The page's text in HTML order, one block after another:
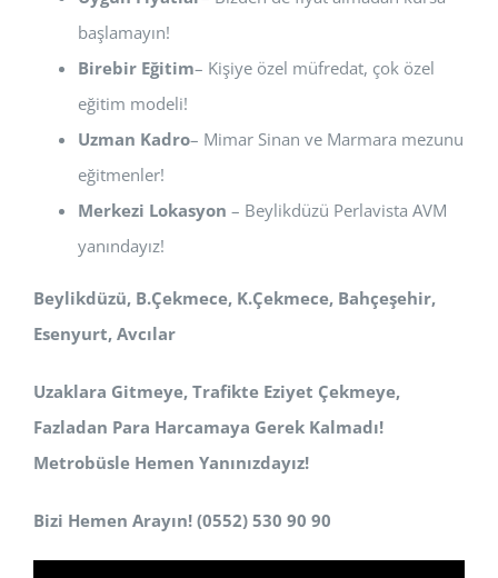
başlamayın!
Birebir Eğitim– Kişiye özel müfredat, çok özel
eğitim modeli!
Uzman Kadro– Mimar Sinan ve Marmara mezunu
eğitmenler!
Merkezi Lokasyon – Beylikdüzü Perlavista AVM
yanındayız!
Beylikdüzü, B.Çekmece, K.Çekmece, Bahçeşehir,
Esenyurt, Avcılar
Uzaklara Gitmeye, Trafikte Eziyet Çekmeye,
Fazladan Para Harcamaya Gerek Kalmadı!
Metrobüsle Hemen Yanınızdayız!
Bizi Hemen Arayın! (0552) 530 90 90